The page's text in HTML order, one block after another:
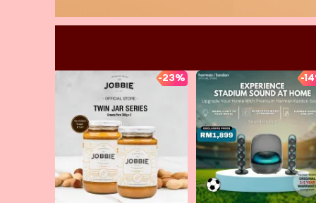
-23% -